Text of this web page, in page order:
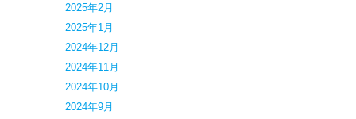
2025年2月
2025年1月
2024年12月
2024年11月
2024年10月
2024年9月